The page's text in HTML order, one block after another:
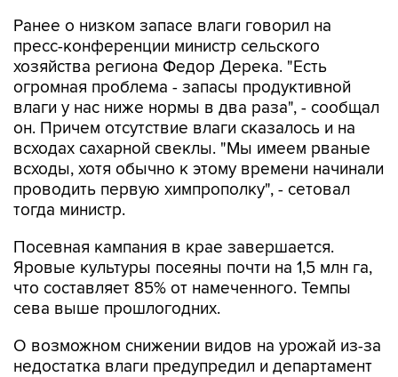
Ранее о низком запасе влаги говорил на
пресс-конференции министр сельского
хозяйства региона Федор Дерека. "Есть
огромная проблема - запасы продуктивной
влаги у нас ниже нормы в два раза", - сообщал
он. Причем отсутствие влаги сказалось и на
всходах сахарной свеклы. "Мы имеем рваные
всходы, хотя обычно к этому времени начинали
проводить первую химпрополку", - сетовал
тогда министр.
Посевная кампания в крае завершается.
Яровые культуры посеяны почти на 1,5 млн га,
что составляет 85% от намеченного. Темпы
сева выше прошлогодних.
О возможном снижении видов на урожай из-за
недостатка влаги предупредил и департамент